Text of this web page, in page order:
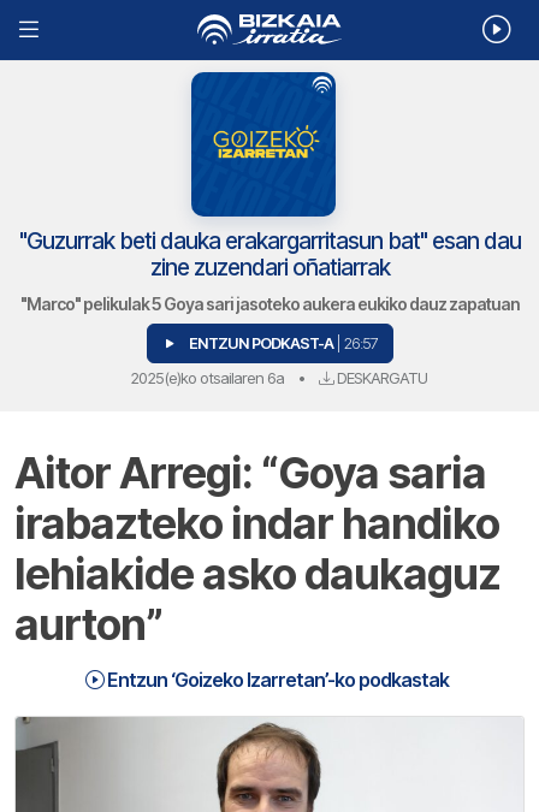
"Guzurrak beti dauka erakargarritasun bat" esan dau
zine zuzendari oñatiarrak
"Marco" pelikulak 5 Goya sari jasoteko aukera eukiko dauz zapatuan
ENTZUN PODKAST-A | 26:57
2025(e)ko otsailaren 6a • DESKARGATU
Aitor Arregi: “Goya saria
irabazteko indar handiko
lehiakide asko daukaguz
aurton”
Entzun ‘Goizeko Izarretan’-ko podkastak